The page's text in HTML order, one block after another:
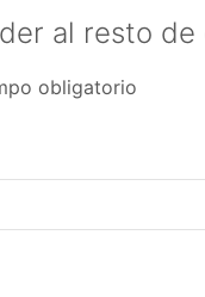
al resto
obligatorio